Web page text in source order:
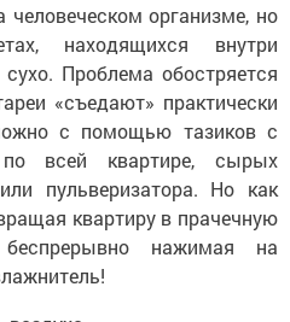
человеческом организме, но
находящихся внутри
Проблема обостряется
«съедают» практически
с помощью тазиков с
по всей квартире, сырых
пульверизатора. Но как
квартиру в прачечную
нажимая на